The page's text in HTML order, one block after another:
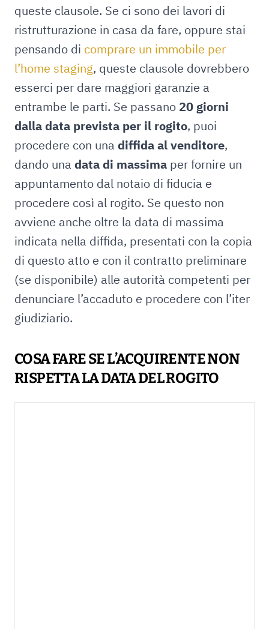
queste clausole. Se ci sono dei lavori di
ristrutturazione in casa da fare, oppure stai
pensando di comprare un immobile per
l’home staging, queste clausole dovrebbero
esserci per dare maggiori garanzie a
entrambe le parti. Se passano 20 giorni
dalla data prevista per il rogito, puoi
procedere con una diffida al venditore,
dando una data di massima per fornire un
appuntamento dal notaio di fiducia e
procedere così al rogito. Se questo non
avviene anche oltre la data di massima
indicata nella diffida, presentati con la copia
di questo atto e con il contratto preliminare
(se disponibile) alle autorità competenti per
denunciare l’accaduto e procedere con l’iter
giudiziario.
COSA FARE SE L’ACQUIRENTE NON
RISPETTA LA DATA DEL ROGITO